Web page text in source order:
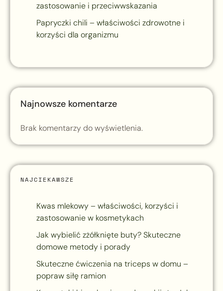
zastosowanie i przeciwwskazania
Papryczki chili – właściwości zdrowotne i
korzyści dla organizmu
Najnowsze komentarze
Brak komentarzy do wyświetlenia.
NAJCIEKAWSZE
Kwas mlekowy – właściwości, korzyści i
zastosowanie w kosmetykach
Jak wybielić zżółknięte buty? Skuteczne
domowe metody i porady
Skuteczne ćwiczenia na triceps w domu –
popraw siłę ramion